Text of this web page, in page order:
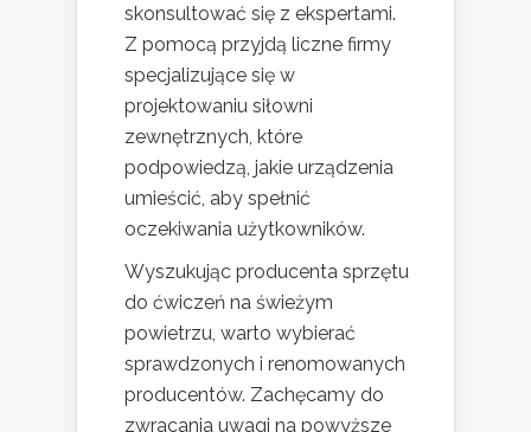
skonsultować się z ekspertami.
Z pomocą przyjdą liczne firmy
specjalizujące się w
projektowaniu siłowni
zewnętrznych, które
podpowiedzą, jakie urządzenia
umieścić, aby spełnić
oczekiwania użytkowników.
Wyszukując producenta sprzętu
do ćwiczeń na świeżym
powietrzu, warto wybierać
sprawdzonych i renomowanych
producentów. Zachęcamy do
zwracania uwagi na powyższe